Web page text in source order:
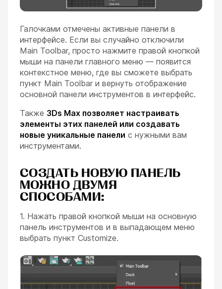
Галочками отмечены активные панели в
интерфейсе. Если вы случайно отключили
Main Toolbar, просто нажмите правой кнопкой
мыши на панели главного меню — появится
контекстное меню, где вы сможете выбрать
пункт Main Toolbar и вернуть отображение
основной панели инструментов в интерфейс.
Также 3Ds Max позволяет настраивать
элементы этих панелей или создавать
новые уникальные панели с нужными вам
инструментами.
СОЗДАТЬ НОВУЮ ПАНЕЛЬ
МОЖНО ДВУМЯ
СПОСОБАМИ:
1. Нажать правой кнопкой мыши на основную
панель инструментов и в выпадающем меню
выбрать пункт Customize.